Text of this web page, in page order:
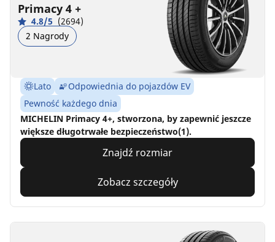
Primacy 4 +
4.8/5 (2694)
2 Nagrody
Lato
Odpowiednia do pojazdów EV
Pewność każdego dnia
MICHELIN Primacy 4+, stworzona, by zapewnić jeszcze
większe długotrwałe bezpieczeństwo(1).
Znajdź rozmiar
Zobacz szczegóły